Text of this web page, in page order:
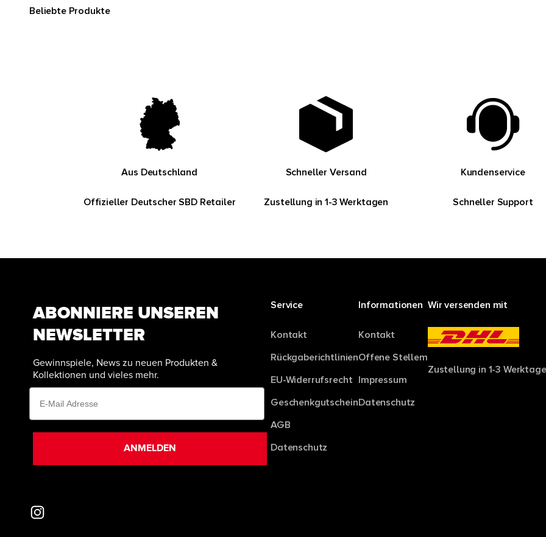
Aus Deutschland
Offizieller Deutscher SBD Retailer
Schneller Versand
Zustellung in 1-3 Werktagen
Kundenservice
Schneller Support
ABONNIERE UNSEREN
NEWSLETTER
Gewinnspiele, News zu neuen Produkten &
Kollektionen und vieles mehr.
Email
ANMELDEN
Service
Kontakt
Rückgaberichtlinien
EU-Widerrufsrecht
Geschenkgutschein
AGB
Datenschutz
Informationen
Kontakt
Offene Stellem
Impressum
Datenschutz
Wir versenden mit
Zustellung in 1-3